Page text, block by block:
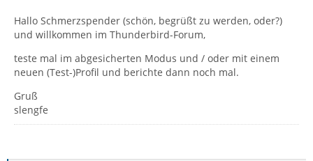
Hallo Schmerzspender (schön, begrüßt zu werden, oder?)
und willkommen im Thunderbird-Forum,
teste mal im abgesicherten Modus und / oder mit einem
neuen (Test-)Profil und berichte dann noch mal.
Gruß
slengfe